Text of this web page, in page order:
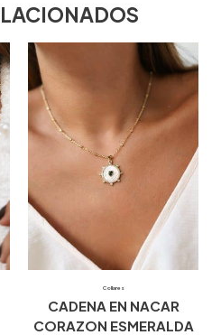
Collares
CADENA EN NACAR
CORAZON ESMERALDA